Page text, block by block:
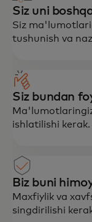
Siz uni
Siz
tushunish va
Siz bundan
ishlatilishi kerak.
Biz buni
Maxfiylik va
singdirilishi